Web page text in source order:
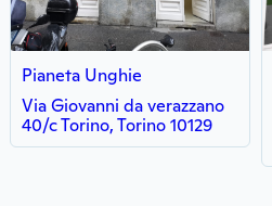
Pianeta Unghie
Via Giovanni da verazzano
40/c Torino, Torino 10129